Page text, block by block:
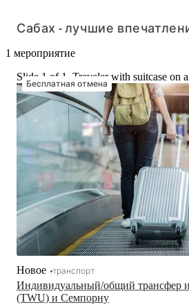
Сабах - лучшие
1 мероприятие
Бесплатная отмена
Slide 1 of 1, Traveler with suitcase on
Индивидуальный/общий трансфер
(TWU) и Семпорну
Новое транспорт